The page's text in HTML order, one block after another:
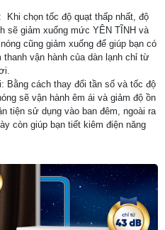
Khi chọn tốc độ quạt thấp nhất, độ
sẽ giảm xuống mức YÊN TĨNH và
cũng giảm xuống để giúp bạn có
thanh vận hành của dàn lạnh chỉ từ
Bằng cách thay đổi tần số và tốc độ
sẽ vận hành êm ái và giảm độ ồn
tiện sử dụng vào ban đêm, ngoài ra
còn giúp bạn tiết kiêm điện năng